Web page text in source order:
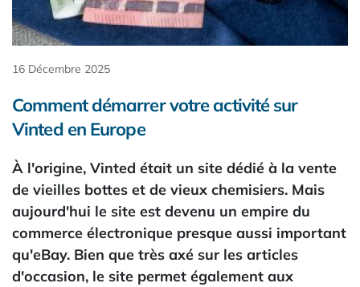
16 Décembre 2025
Comment démarrer votre activité sur
Vinted en Europe
À l'origine, Vinted était un site dédié à la vente
de vieilles bottes et de vieux chemisiers. Mais
aujourd'hui le site est devenu un empire du
commerce électronique presque aussi important
qu'eBay. Bien que très axé sur les articles
d'occasion, le site permet également aux